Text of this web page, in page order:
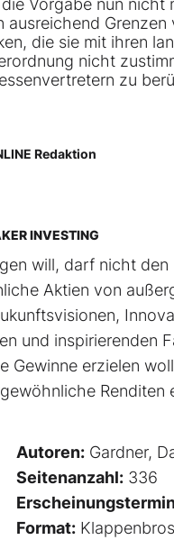
ausreichend
die sie mit ihren
nicht
zu
Redaktion
INVESTING
will, darf nicht den
Aktien von
und inspirierenden
Gewinne erzielen
Renditen
Autoren: Gardner,
Seitenanzahl: 336
Format: